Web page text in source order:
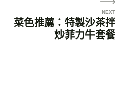
菜色推薦：特製沙茶拌
炒菲力牛套餐